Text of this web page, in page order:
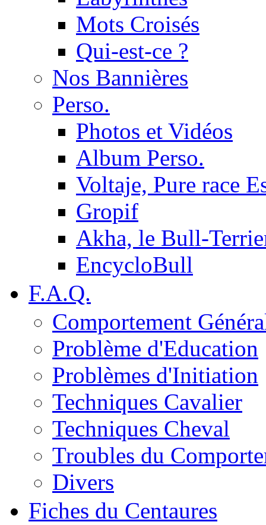
Mots Croisés
Qui-est-ce ?
Nos Bannières
Perso.
Photos et Vidéos
Album Perso.
Voltaje, Pure race
Gropif
Akha, le Bull-
EncycloBull
F.A.Q.
Comportement
Problème d'Education
Problèmes d'Initiation
Techniques Cavalier
Techniques Cheval
Troubles du
Divers
Fiches du Centaures